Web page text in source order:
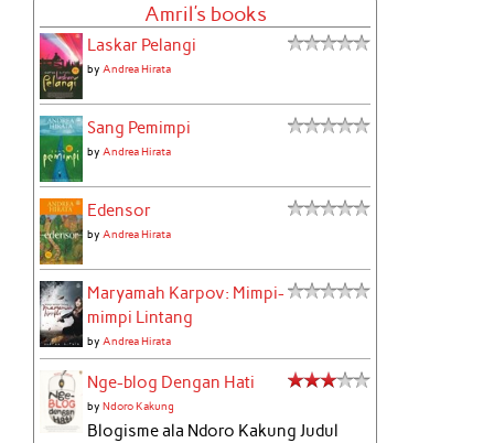
Amril's books
Laskar Pelangi
byAndrea Hirata
Sang Pemimpi
byAndrea Hirata
Edensor
byAndrea Hirata
Maryamah Karpov: Mimpi-
mimpi Lintang
byAndrea Hirata
Nge-blog Dengan Hati
byNdoro Kakung
Blogisme ala Ndoro Kakung Judul